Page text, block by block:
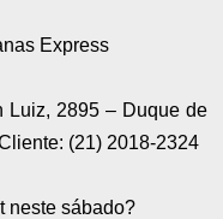
Express
Luiz, 2895 – Duque de
(21) 2018-2324
neste sábado?